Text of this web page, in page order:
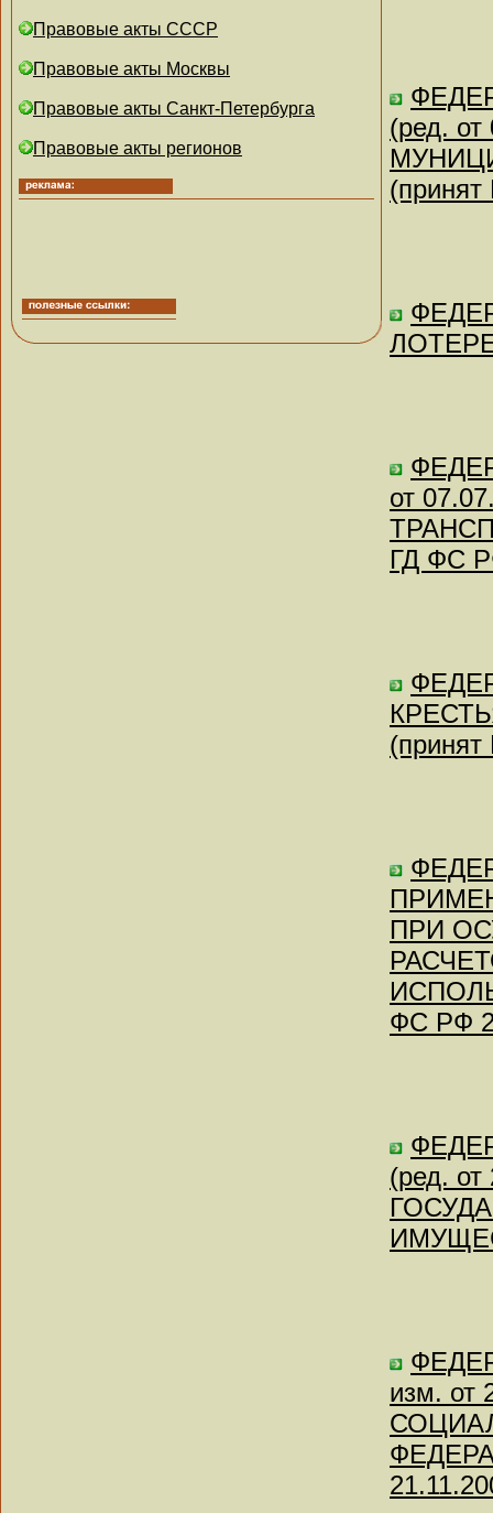
Правовые акты СССР
Правовые акты Москвы
Правовые акты Санкт-Петербурга
Правовые акты регионов
(ред.
от
ГД ФС
ПРИ
ФС РФ
(ред.
изм.